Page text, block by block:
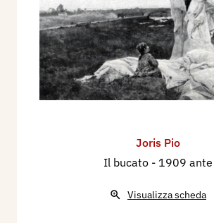
Joris Pio
Il bucato - 1909 ante
Visualizza scheda